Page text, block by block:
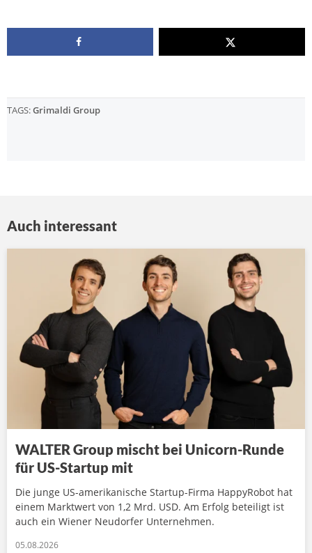
TAGS:Grimaldi Group
Auch interessant
WALTER Group mischt bei Unicorn-Runde
für US-Startup mit
Die junge US-amerikanische Startup-Firma HappyRobot hat
einem Marktwert von 1,2 Mrd. USD. Am Erfolg beteiligt ist
auch ein Wiener Neudorfer Unternehmen.
05.08.2026